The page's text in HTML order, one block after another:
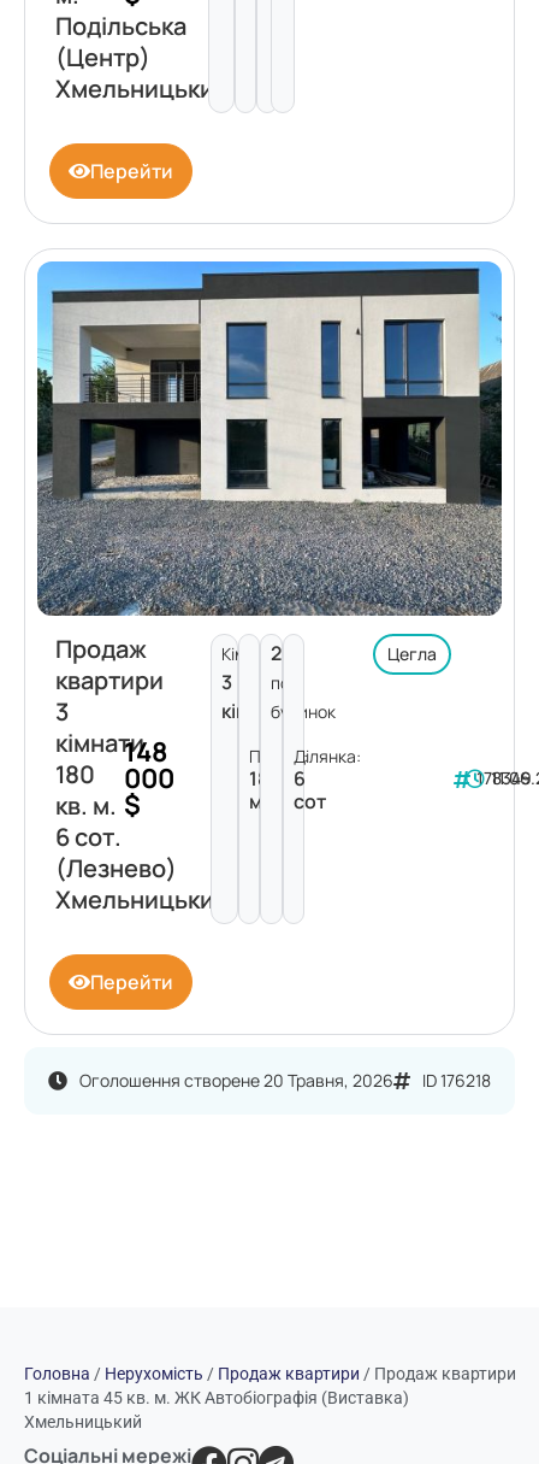
Оголошення створене 20 Травня, 2026 ID 176218
Подільська
(Центр)
Хмельницький
Перейти
Продаж
квартири
3
кімнати
180
кв. м.
6 сот.
(Лезнево)
Хмельницький
148
000
$
Кімнат:
3
кімнати
Площа:
180
м²
2
пов.
будинок
Ділянка:
6
сот
Цегла
178349
Перейти
Головна / Нерухомість / Продаж квартири / Продаж квартири
1 кімната 45 кв. м. ЖК Автобіографія (Виставка)
Хмельницький
Соціальні мережі